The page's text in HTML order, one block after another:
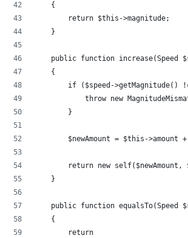
    {
        return $this->magnitude;
    }
public function increase(Speed
    {
if ($speed->getMagnitude()
throw new
        }
$newAmount = $this->amount
return new self($newAmount,
    }
public function equalsTo(Speed
    {
        return